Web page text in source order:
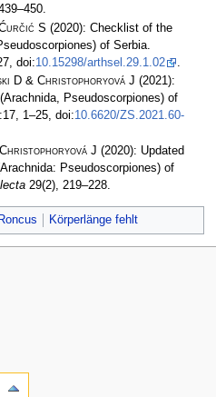
S (2020): Checklist of the
of Serbia.
doi:10.15298/arthsel.29.1.02
D & Christophoryová J (2021):
Pseudoscorpiones) of
1–25, doi:10.6620/ZS.2021.60-
J (2020): Updated
Pseudoscorpiones) of
29(2), 219–228.
Roncus Körperlänge fehlt